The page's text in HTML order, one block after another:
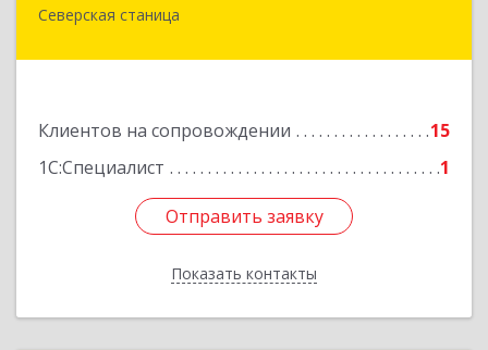
Северская станица
Клиентов на сопровождении
15
1С:Специалист
1
Отправить заявку
Показать контакты
353240, Краснодарский край, Северская ст-ца,
Отправить заявку
Назад